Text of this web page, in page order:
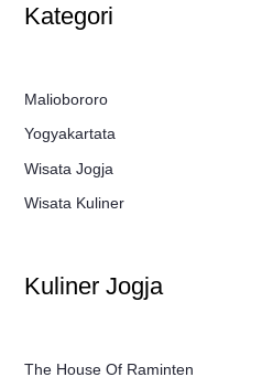
Kategori
Maliobororo
Yogyakartata
Wisata Jogja
Wisata Kuliner
Kuliner Jogja
The House Of Raminten